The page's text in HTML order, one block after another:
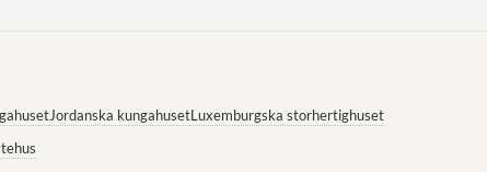
Jordanska kungahusetLuxemburgska storhertighuset